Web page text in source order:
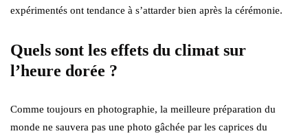
expérimentés ont tendance à s’attarder bien après la cérémonie.
Quels sont les effets du climat sur
l’heure dorée ?
Comme toujours en photographie, la meilleure préparation du
monde ne sauvera pas une photo gâchée par les caprices du